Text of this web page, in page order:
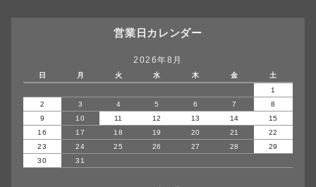
営業日カレンダー
2026年8月
日 月 火 水 木 金
土
1
2
3 4 5 6 7
8
9
10 11 12 13 14
15
16
17 18 19 20 21
22
23
24 25 26 27 28
29
30
31